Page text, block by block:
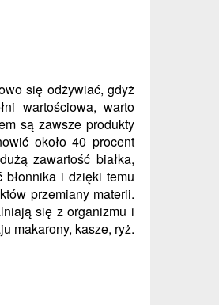
się odżywiać, gdyż
wartościowa, warto
są zawsze produkty
około 40 procent
zawartość białka,
i dzięki temu
przemiany materii.
się z organizmu i
makarony, kasze, ryż.